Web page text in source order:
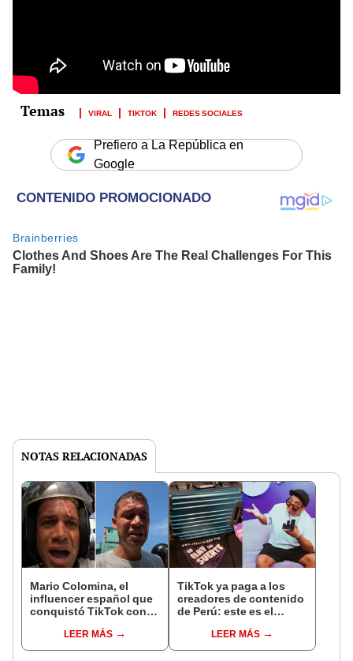
VIRAL TIKTOK REDES SOCIALES
Prefiero a La República en
Google
NOTAS RELACIONADAS
Mario Colomina, el
influencer español que
conquistó TikTok con
"Mi amor nació por la
gastronomía"
LEER MÁS
TikTok ya paga a los
creadores de contenido
de Perú: este es el
llegar a cobrar por 1.000
vistas
LEER MÁS